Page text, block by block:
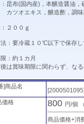
昆布(国内産)，本醸造醤油
エキス，醸造酢，調味料
２００ｇ
：要冷蔵１０℃以下で保存
：約１カ月
は賞味期限に関わらず、な
]商品名
価格
800 円/個
商品価格+消